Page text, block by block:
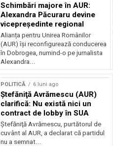
Schimbări majore în AUR:
Alexandra Păcuraru devine
vicepreședinte regional
Alianța pentru Unirea Românilor
(AUR) își reconfigurează conducerea
în Dobrogea, numind-o pe jurnalista
Alexandra...
POLITICĂ 6 luni ago
Ştefăniţă Avrămescu (AUR)
clarifică: Nu există nici un
contract de lobby în SUA
Ştefăniţă Avrămescu, purtătorul de
cuvânt al AUR, a declarat că partidul
nu a semnat...